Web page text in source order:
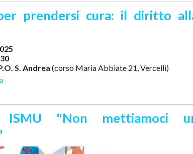
prendersi cura: il diritto
S. Andrea (corso Maria Abbiate 21, Vercelli)
ISMU "Non mettiamoci